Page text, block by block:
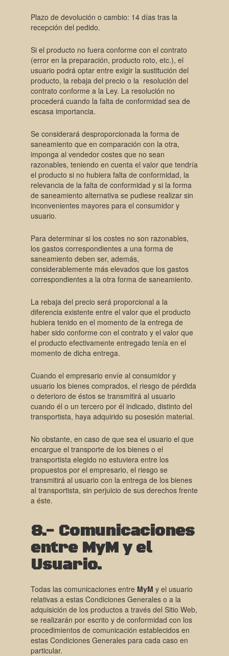
Plazo de devolución o cambio: 14 días tras la
recepción del pedido.
Si el producto no fuera conforme con el contrato
(error en la preparación, producto roto, etc.), el
usuario podrá optar entre exigir la sustitución del
producto, la rebaja del precio o la resolución del
contrato conforme a la Ley. La resolución no
procederá cuando la falta de conformidad sea de
escasa importancia.
Se considerará desproporcionada la forma de
saneamiento que en comparación con la otra,
imponga al vendedor costes que no sean
razonables, teniendo en cuenta el valor que tendría
el producto si no hubiera falta de conformidad, la
relevancia de la falta de conformidad y si la forma
de saneamiento alternativa se pudiese realizar sin
inconvenientes mayores para el consumidor y
usuario.
Para determinar si los costes no son razonables,
los gastos correspondientes a una forma de
saneamiento deben ser, además,
considerablemente más elevados que los gastos
correspondientes a la otra forma de saneamiento.
La rebaja del precio será proporcional a la
diferencia existente entre el valor que el producto
hubiera tenido en el momento de la entrega de
haber sido conforme con el contrato y el valor que
el producto efectivamente entregado tenía en el
momento de dicha entrega.
Cuando el empresario envíe al consumidor y
usuario los bienes comprados, el riesgo de pérdida
o deterioro de éstos se transmitirá al usuario
cuando él o un tercero por él indicado, distinto del
transportista, haya adquirido su posesión material.
No obstante, en caso de que sea el usuario el que
encargue el transporte de los bienes o el
transportista elegido no estuviera entre los
propuestos por el empresario, el riesgo se
transmitirá al usuario con la entrega de los bienes
al transportista, sin perjuicio de sus derechos frente
a éste.
8.- Comunicaciones
entre MyM y el
Usuario.
Todas las comunicaciones entre MyM y el usuario
relativas a estas Condiciones Generales o a la
adquisición de los productos a través del Sitio Web,
se realizarán por escrito y de conformidad con los
procedimientos de comunicación establecidos en
estas Condiciones Generales para cada caso en
particular.